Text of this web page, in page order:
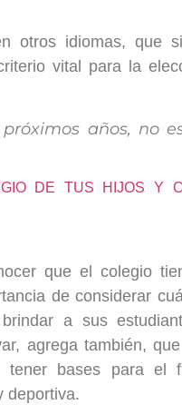
otros idiomas, que
vital para la
años, no
DE TUS HIJOS Y
que el colegio
de considerar
a sus
agrega también,
tener bases para el
deportiva.